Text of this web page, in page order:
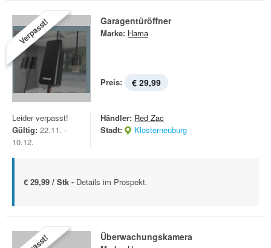
Verpasst! Garagentüröffner
Marke: Hama
Preis: € 29,99
Leider verpasst!
Gültig: 22.11. -
10.12.
Händler: Red Zac
Stadt:
Klosterneuburg
€ 29,99 / Stk - Details im Prospekt.
Überwachungskamera